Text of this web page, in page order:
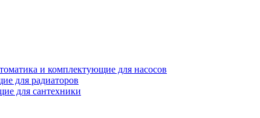
и комплектующие для насосов
для радиаторов
для сантехники